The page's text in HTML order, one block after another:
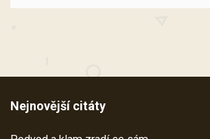
Nejnovější citáty